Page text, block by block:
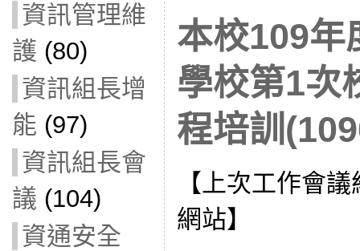
資訊管理維
護 (80)
資訊組長增
能 (97)
資訊組長會
議 (104)
資通安全
本校109年
學校第1次
程培訓
【上次工作會
網站】